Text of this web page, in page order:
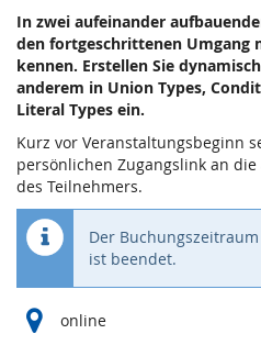
In zwei aufeinander
den fortgeschrittenen Umgang
kennen. Erstellen Sie
anderem in Union Types,
Literal Types ein.
Kurz vor Veranstaltungsbeginn
persönlichen Zugangslink an
des Teilnehmers.
Der
ist beendet.
online